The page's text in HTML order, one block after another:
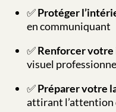
✅Protéger
en communiquant
✅Renforcer votre
visuel
✅Préparer votre
attirant l’attention